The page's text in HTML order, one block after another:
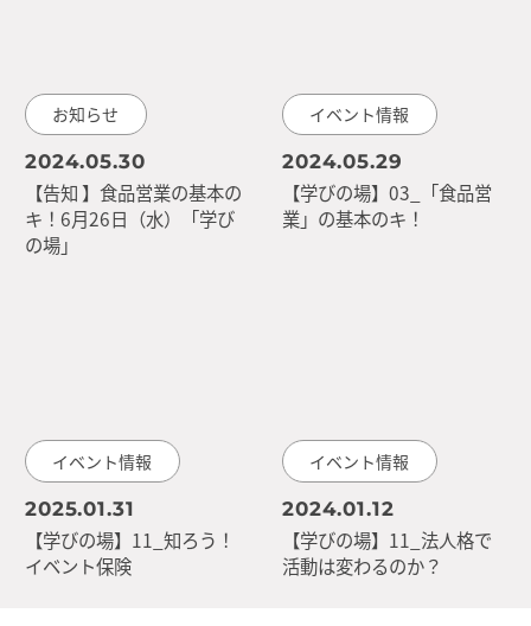
お知らせ
2024.05.30
【告知 】食品営業の基本の
キ！6月26日（水）「学び
の場」
イベント情報
2024.05.29
【学びの場】03_「食品営
業」の基本のキ！
イベント情報
2025.01.31
【学びの場】11_知ろう！
イベント保険
イベント情報
2024.01.12
【学びの場】11_法人格で
活動は変わるのか？